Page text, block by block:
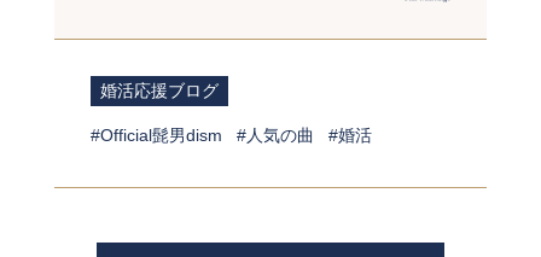
婚活応援ブログ
Official髭男dism 人気の曲 婚活